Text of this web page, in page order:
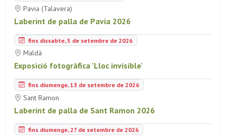
Pavia (Talavera)
Laberint de palla de Pavia 2026
fins dissabte, 5 de setembre de 2026
Maldà
Exposició fotogràfica 'Lloc invisible'
fins diumenge, 13 de setembre de 2026
Sant Ramon
Laberint de palla de Sant Ramon 2026
fins diumenge, 27 de setembre de 2026